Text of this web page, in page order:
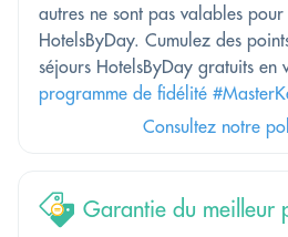
autres ne sont pas valables
HotelsByDay. Cumulez des
séjours HotelsByDay gratuits en
programme de fidélité
Consultez notre
Garantie du meilleur